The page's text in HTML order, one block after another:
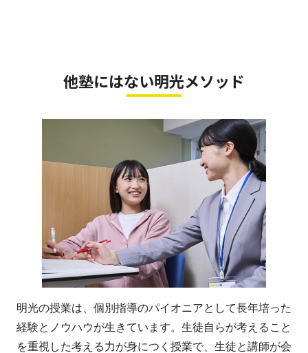
他塾にはない明光メソッド
明光の授業は、個別指導のパイオニアとして長年培った
経験とノウハウが生きています。生徒自らが考えること
を重視した考える力が身につく授業で、生徒と講師が会